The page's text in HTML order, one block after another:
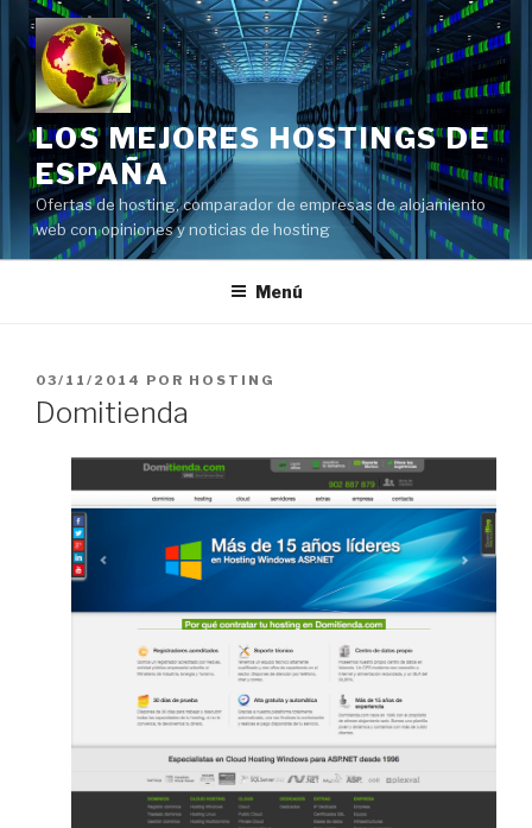
Saltar
contenido
LOS MEJORES HOSTINGS DE
ESPAÑA
Ofertas de hosting, comparador de empresas de alojamiento
web con opiniones y noticias de hosting
Menú
PUBLICADO
EL
03/11/2014 POR HOSTING
Domitienda